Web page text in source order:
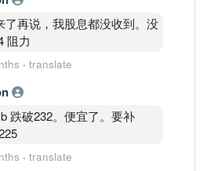
了再说，我股息都没收到。没
阻力
· translate
跌破232。便宜了。要补
· translate